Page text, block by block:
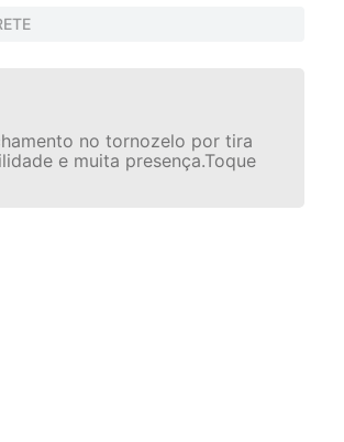
no tornozelo por tira
e muita presença.Toque